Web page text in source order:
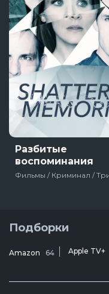
Разбитые
воспоминания
Подборки
Amazon 64 Apple TV+